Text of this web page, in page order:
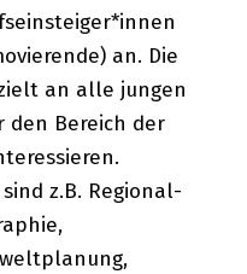
an. Die
an alle jungen
den Bereich der
z.B. Regional-